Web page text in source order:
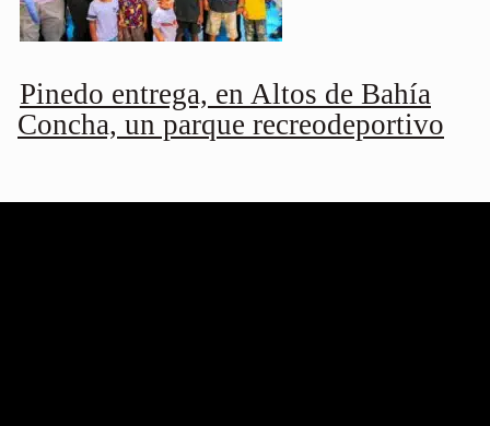
Pinedo entrega, en Altos de Bahía
Concha, un parque recreodeportivo